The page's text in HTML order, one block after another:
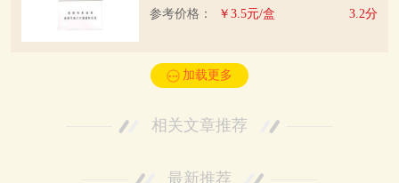
参考价格： ￥3.5元/盒 3.2分
加载更多
相关文章推荐
最新推荐